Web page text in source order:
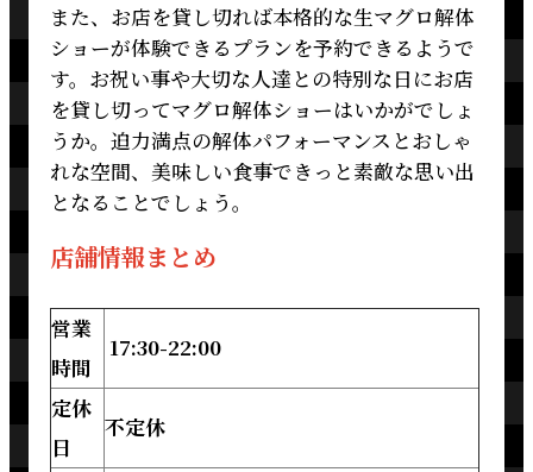
また、お店を貸し切れば本格的な生マグロ解体
ショーが体験できるプランを予約できるようで
す。お祝い事や大切な人達との特別な日にお店
を貸し切ってマグロ解体ショーはいかがでしょ
うか。迫力満点の解体パフォーマンスとおしゃ
れな空間、美味しい食事できっと素敵な思い出
となることでしょう。
店舗情報まとめ
営業
時間
17:30-22:00
定休
日
不定休